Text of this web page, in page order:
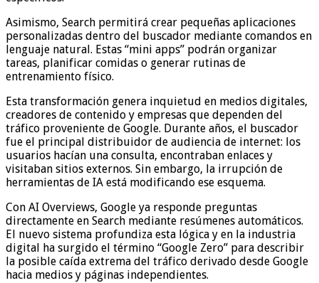
Asimismo, Search permitirá crear pequeñas aplicaciones
personalizadas dentro del buscador mediante comandos en
lenguaje natural. Estas “mini apps” podrán organizar
tareas, planificar comidas o generar rutinas de
entrenamiento físico.
Esta transformación genera inquietud en medios digitales,
creadores de contenido y empresas que dependen del
tráfico proveniente de Google. Durante años, el buscador
fue el principal distribuidor de audiencia de internet: los
usuarios hacían una consulta, encontraban enlaces y
visitaban sitios externos. Sin embargo, la irrupción de
herramientas de IA está modificando ese esquema.
Con AI Overviews, Google ya responde preguntas
directamente en Search mediante resúmenes automáticos.
El nuevo sistema profundiza esta lógica y en la industria
digital ha surgido el término “Google Zero” para describir
la posible caída extrema del tráfico derivado desde Google
hacia medios y páginas independientes.